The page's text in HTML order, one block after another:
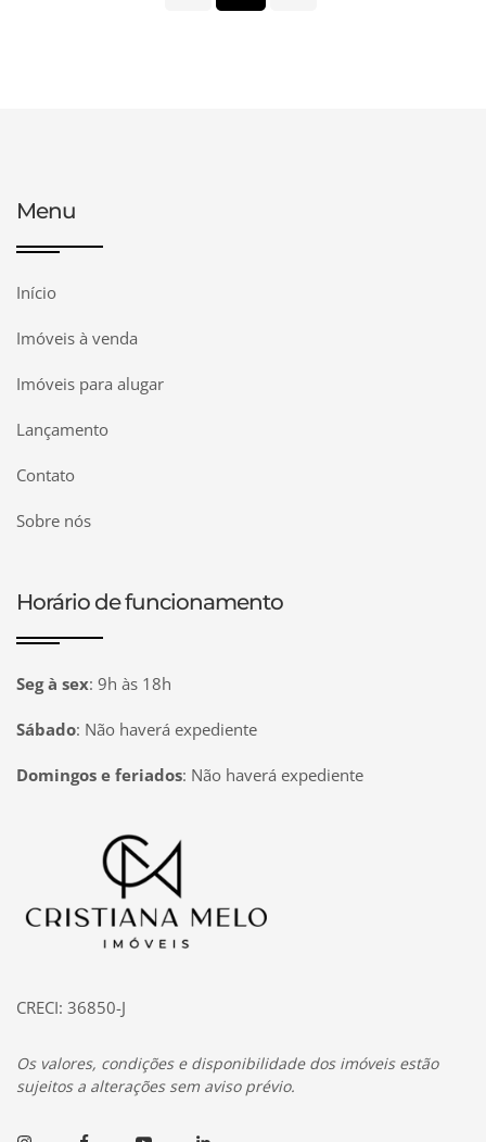
Menu
Início
Imóveis à venda
Imóveis para alugar
Lançamento
Contato
Sobre nós
Horário de funcionamento
Seg à sex: 9h às 18h
Sábado: Não haverá expediente
Domingos e feriados: Não haverá expediente
Página inicial
CRECI: 36850-J
Os valores, condições e disponibilidade dos imóveis estão
sujeitos a alterações sem aviso prévio.